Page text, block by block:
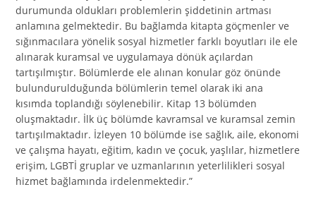
durumunda oldukları problemlerin şiddetinin artması
anlamına gelmektedir. Bu bağlamda kitapta göçmenler ve
sığınmacılara yönelik sosyal hizmetler farklı boyutları ile ele
alınarak kuramsal ve uygulamaya dönük açılardan
tartışılmıştır. Bölümlerde ele alınan konular göz önünde
bulundurulduğunda bölümlerin temel olarak iki ana
kısımda toplandığı söylenebilir. Kitap 13 bölümden
oluşmaktadır. İlk üç bölümde kavramsal ve kuramsal zemin
tartışılmaktadır. İzleyen 10 bölümde ise sağlık, aile, ekonomi
ve çalışma hayatı, eğitim, kadın ve çocuk, yaşlılar, hizmetlere
erişim, LGBTİ gruplar ve uzmanlarının yeterlilikleri sosyal
hizmet bağlamında irdelenmektedir.”